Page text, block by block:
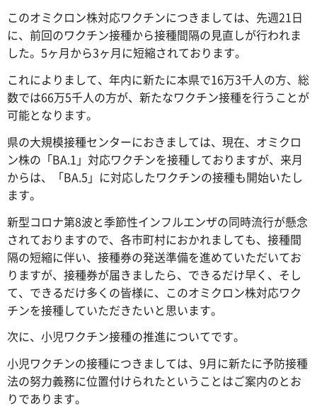
このオミクロン株対応ワクチンにつきましては、先週21日
に、前回のワクチン接種から接種間隔の見直しが行われま
した。5ヶ月から3ヶ月に短縮されております。
これによりまして、年内に新たに本県で16万3千人の方、総
数では66万5千人の方が、新たなワクチン接種を行うことが
可能となります。
県の大規模接種センターにおきましては、現在、オミクロ
ン株の「BA.1」対応ワクチンを接種しておりますが、来月
からは、「BA.5」に対応したワクチンの接種も開始いたし
ます。
新型コロナ第8波と季節性インフルエンザの同時流行が懸念
されておりますので、各市町村におかれましても、接種間
隔の短縮に伴い、接種券の発送準備を進めていただいてお
りますが、接種券が届きましたら、できるだけ早く、そし
て、できるだけ多くの皆様に、このオミクロン株対応ワク
チンを接種していただきたいと思います。
次に、小児ワクチン接種の推進についてです。
小児ワクチンの接種につきましては、9月に新たに予防接種
法の努力義務に位置付けられたということはご案内のとお
りであります。